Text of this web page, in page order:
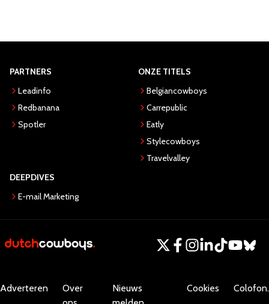
PARTNERS
Leadinfo
Redbanana
Spotler
ONZE TITELS
Belgiancowboys
Carrepublic
Eatly
Stylecowboys
Travelvalley
DEEPDIVES
E-mail Marketing
Adverteren
Over
Nieuws
Cookies Colofon.